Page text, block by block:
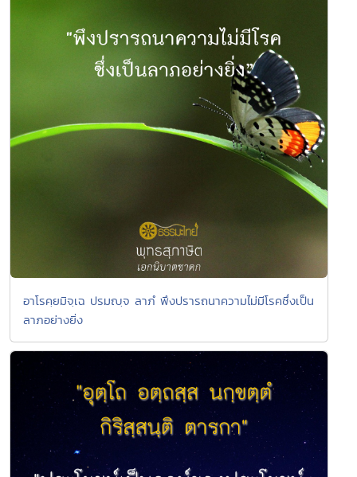
อาโรคฺยมิจฺเฉ ปรมญฺจ ลาภํ พึงปรารถนาความไม่มีโรคซึ่งเป็น
ลาภอย่างยิ่ง